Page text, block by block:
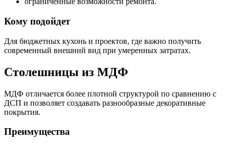
Кому подойдет
Для бюджетных кухонь и проектов, где важно получить
современный внешний вид при умеренных затратах.
Столешницы из МДФ
МДФ отличается более плотной структурой по сравнению с
ДСП и позволяет создавать разнообразные декоративные
покрытия.
Преимущества